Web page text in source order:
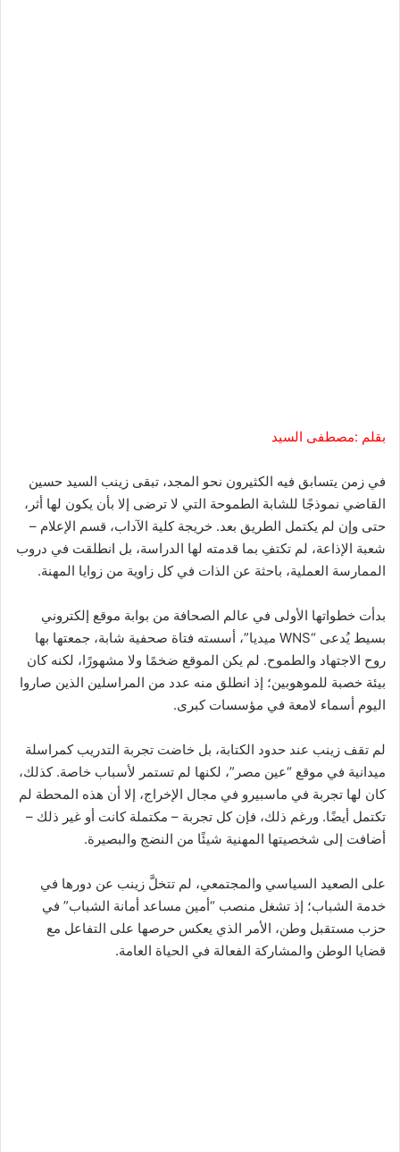
بقلم :مصطفى السيد
في زمن يتسابق فيه الكثيرون نحو المجد، تبقى زينب السيد حسين
القاضي نموذجًا للشابة الطموحة التي لا ترضى إلا بأن يكون لها أثر،
حتى وإن لم يكتمل الطريق بعد. خريجة كلية الآداب، قسم الإعلام –
شعبة الإذاعة، لم تكتفِ بما قدمته لها الدراسة، بل انطلقت في دروب
الممارسة العملية، باحثة عن الذات في كل زاوية من زوايا المهنة.
بدأت خطواتها الأولى في عالم الصحافة من بوابة موقع إلكتروني
بسيط يُدعى “WNS ميديا”، أسسته فتاة صحفية شابة، جمعتها بها
روح الاجتهاد والطموح. لم يكن الموقع ضخمًا ولا مشهورًا، لكنه كان
بيئة خصبة للموهوبين؛ إذ انطلق منه عدد من المراسلين الذين صاروا
اليوم أسماء لامعة في مؤسسات كبرى.
لم تقف زينب عند حدود الكتابة، بل خاضت تجربة التدريب كمراسلة
ميدانية في موقع “عين مصر”، لكنها لم تستمر لأسباب خاصة. كذلك،
كان لها تجربة في ماسبيرو في مجال الإخراج، إلا أن هذه المحطة لم
تكتمل أيضًا. ورغم ذلك، فإن كل تجربة – مكتملة كانت أو غير ذلك –
أضافت إلى شخصيتها المهنية شيئًا من النضج والبصيرة.
على الصعيد السياسي والمجتمعي، لم تتخلَّ زينب عن دورها في
خدمة الشباب؛ إذ تشغل منصب “أمين مساعد أمانة الشباب” في
حزب مستقبل وطن، الأمر الذي يعكس حرصها على التفاعل مع
قضايا الوطن والمشاركة الفعالة في الحياة العامة.